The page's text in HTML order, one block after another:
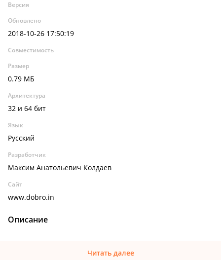
Версия
Обновлено
2018-10-26 17:50:19
Совместимость
Размер
0.79 МБ
Архитектура
32 и 64 бит
Язык
Русский
Разработчик
Максим Анатольевич Колдаев
Сайт
www.dobro.in
Описание
Читать далее